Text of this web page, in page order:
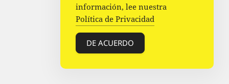
información, lee nuestra
Política de Privacidad
DE ACUERDO